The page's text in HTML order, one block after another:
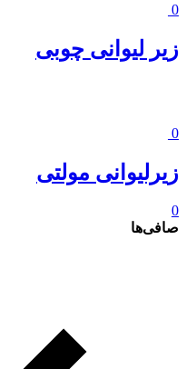
0
زیر لیوانی چوبی
0
زیرلیوانی مولتی
0
صافی‌ها